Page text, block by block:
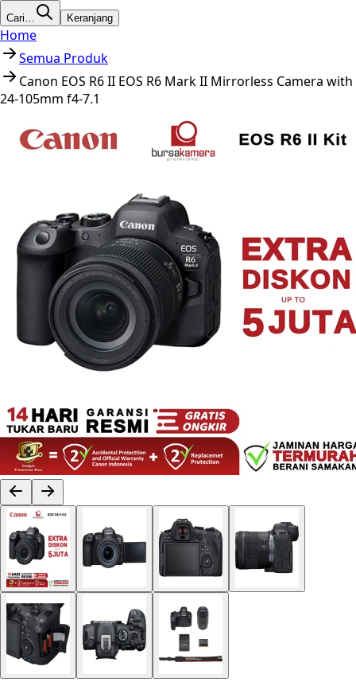
Cari… Keranjang
Home
Semua Produk
Canon EOS R6 II EOS R6 Mark II Mirrorless Camera with
24-105mm f4-7.1